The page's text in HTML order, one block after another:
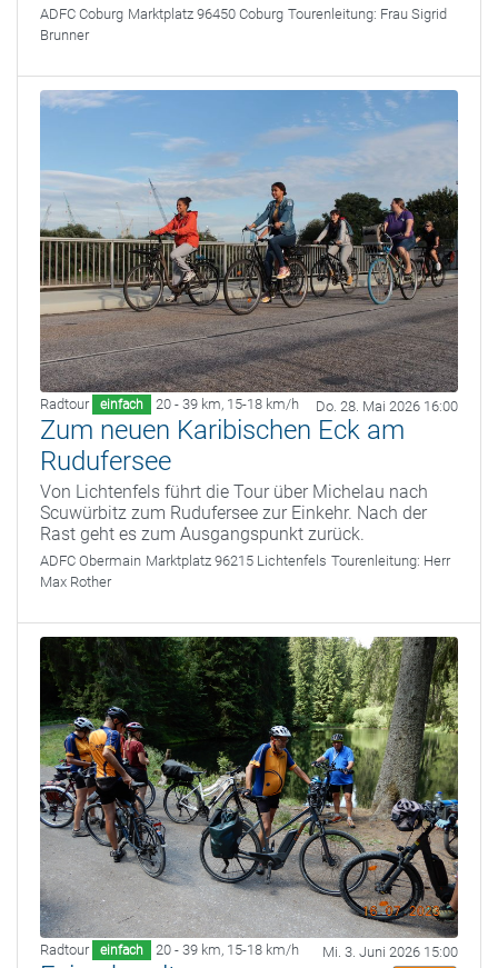
ADFC Coburg Marktplatz 96450 Coburg Tourenleitung: Frau Sigrid
Brunner
Radtour einfach 20 - 39 km, 15-18 km/h Do. 28. Mai 2026 16:00
Zum neuen Karibischen Eck am
Rudufersee
Von Lichtenfels führt die Tour über Michelau nach
Scuwürbitz zum Rudufersee zur Einkehr. Nach der
Rast geht es zum Ausgangspunkt zurück.
ADFC Obermain Marktplatz 96215 Lichtenfels Tourenleitung: Herr
Max Rother
Radtour einfach 20 - 39 km, 15-18 km/h Mi. 3. Juni 2026 15:00